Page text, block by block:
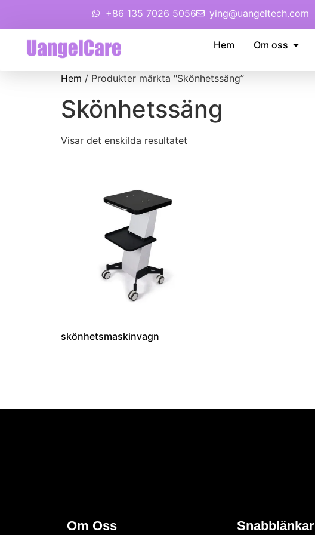
+86 135 7026 5056 ying@uangeltech.com
Hem Om oss
Hem / Produkter märkta "Skönhetssäng”
Skönhetssäng
Visar det enskilda resultatet
skönhetsmaskinvagn
Om Oss Snabblänkar